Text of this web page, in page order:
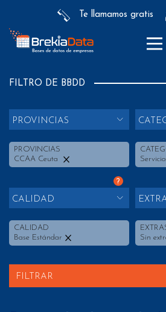
Te llamamos gratis
FILTRO DE BBDD
PROVINCIAS
PROVINCIAS
CCAA Ceuta
?
CALIDAD
CALIDAD
Base Estándar
Sin
FILTRAR